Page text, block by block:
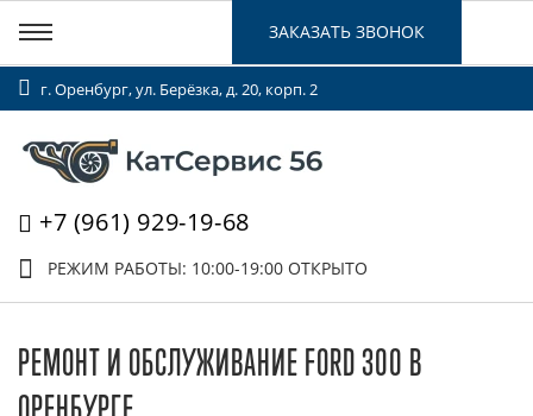
г. Оренбург, ул. Берёзка, д. 20, корп. 2
+7 (961) 929-19-68
РЕЖИМ РАБОТЫ: 10:00-19:00 ОТКРЫТО
ЗАКАЗАТЬ ЗВОНОК
РЕМОНТ И ОБСЛУЖИВАНИЕ FORD 300 В